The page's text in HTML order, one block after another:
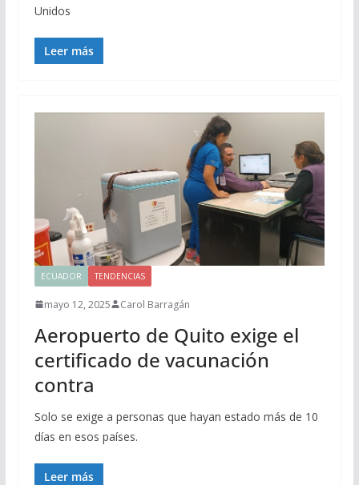
Unidos
Leer más
ECUADOR TENDENCIAS
mayo 12, 2025 Carol Barragán
Aeropuerto de Quito exige el
certificado de vacunación
contra
Solo se exige a personas que hayan estado más de 10
días en esos países.
Leer más